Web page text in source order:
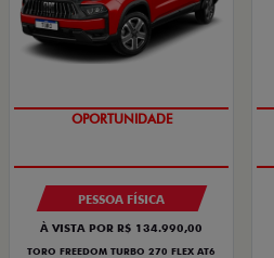
PESSOA FÍSICA
À VISTA POR R$ 134.990,00
TORO FREEDOM TURBO 270 FLEX AT6